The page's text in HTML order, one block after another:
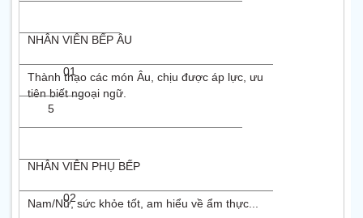
NHÂN VIÊN BẾP ÂU
01
Thành thạo các món Âu, chịu được áp lực, ưu
tiên biết ngoại ngữ.
5
NHÂN VIÊN PHỤ BẾP
02
Nam/Nữ, sức khỏe tốt, am hiểu về ẩm thực...